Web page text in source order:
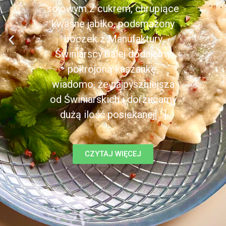
sojowym z cukrem, chrupiące
kwaśne jabłko, podsmażony
boczek z Manufaktury
Świniarscy.Dalej dodajemy
pokrojoną kaszankę,
wiadomo, że najpyszniejsza
od Świniarskich i dorzucamy
dużą ilość posiekanej[...]
CZYTAJ WIĘCEJ